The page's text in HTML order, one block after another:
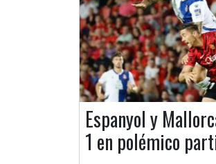
Espanyol y
1 en polémico